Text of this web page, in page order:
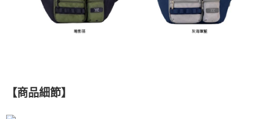
【商品細節】